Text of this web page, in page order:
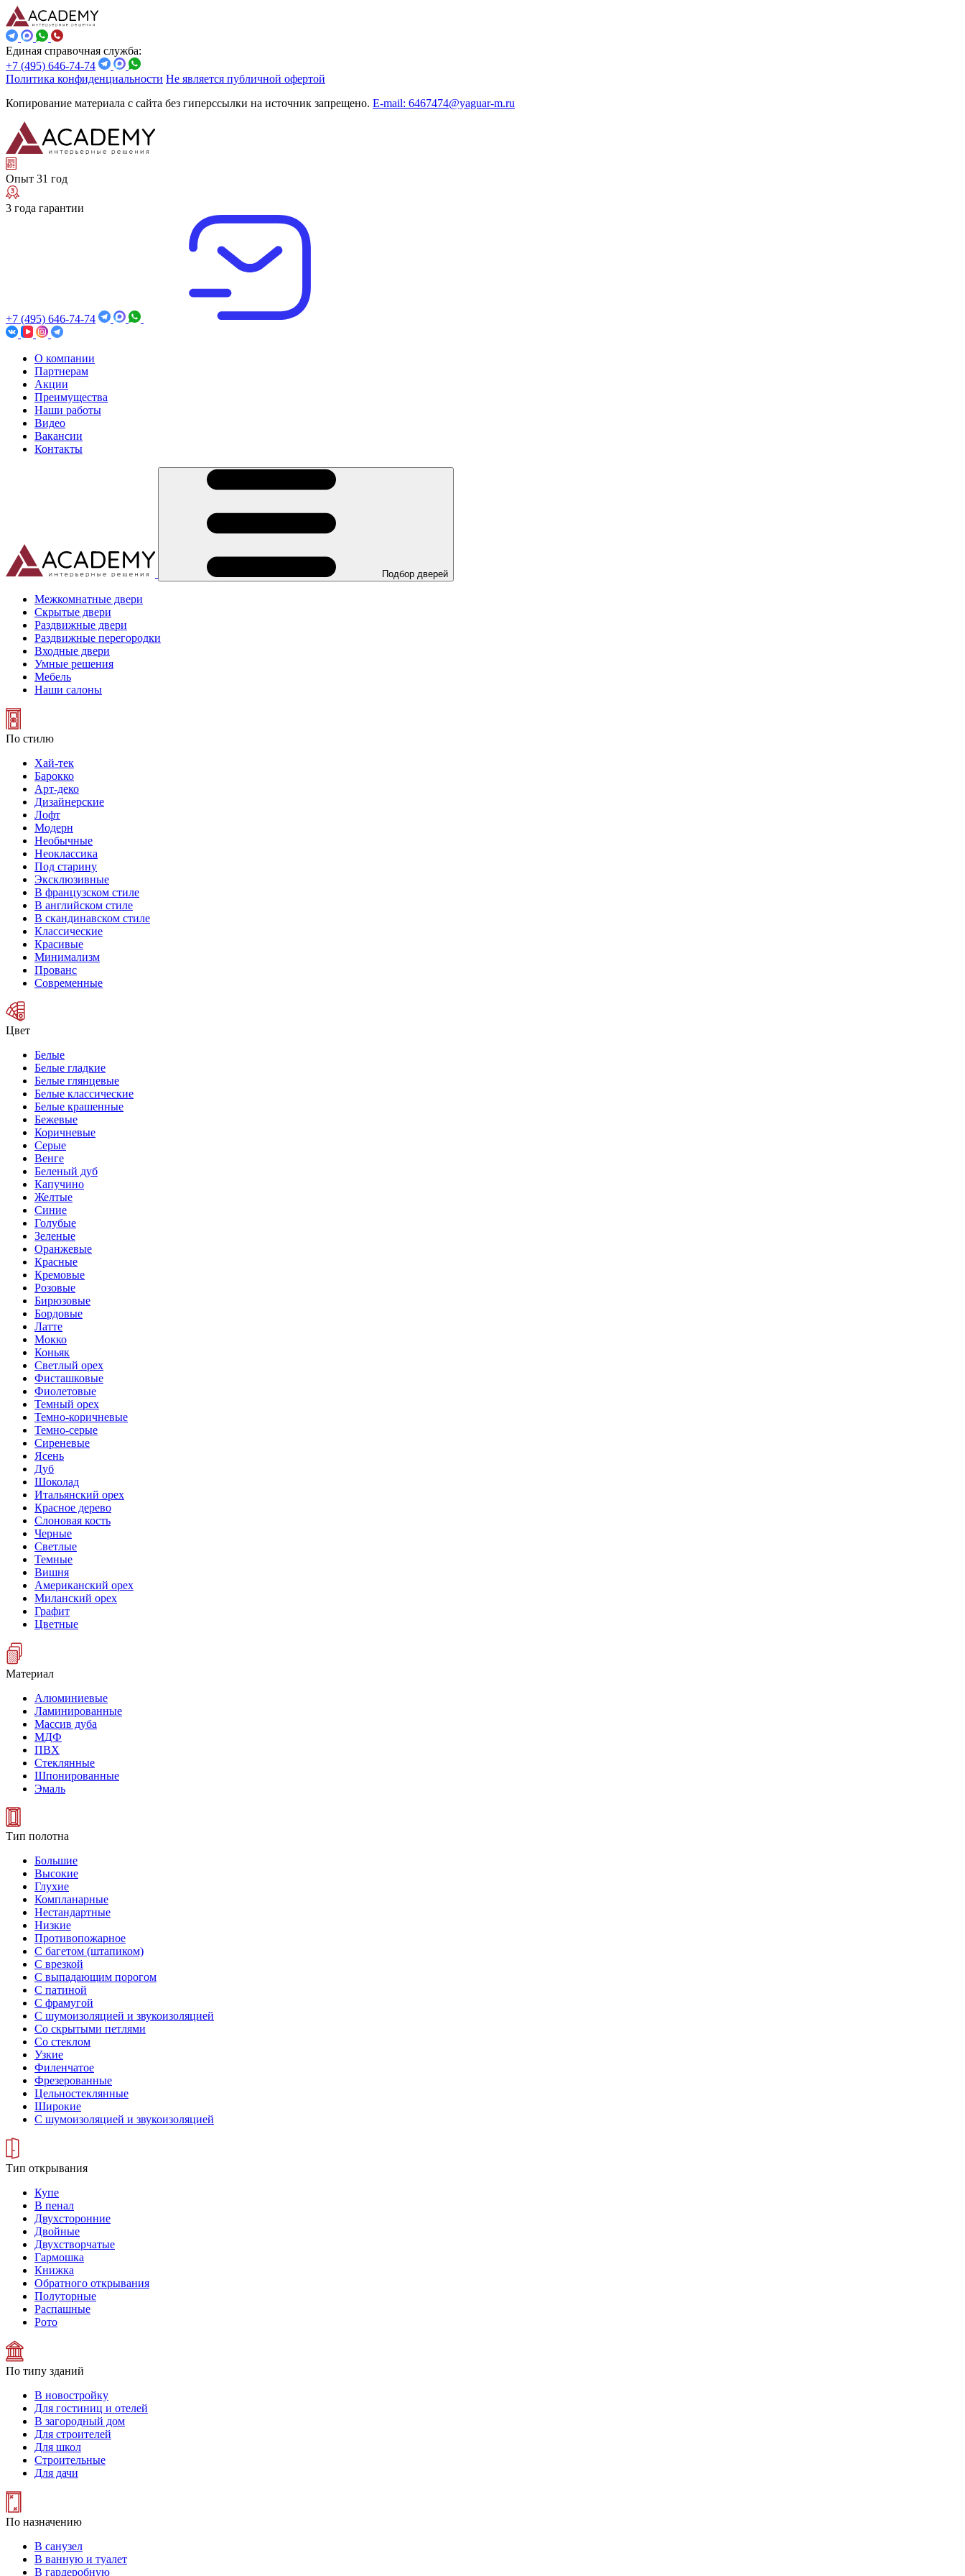
Единая справочная служба:
+7 (495) 646-74-74
Политика конфиденциальности Не является публичной офертой
Копирование материала с сайта без гиперссылки на источник запрещено. E-mail: 6467474@yaguar-m.ru
Опыт 31 год
3 года гарантии
+7 (495) 646-74-74
О компании
Партнерам
Акции
Преимущества
Наши работы
Видео
Вакансии
Контакты
Подбор дверей
Межкомнатные двери
Скрытые двери
Раздвижные двери
Раздвижные перегородки
Входные двери
Умные решения
Мебель
Наши салоны
По стилю
Хай-тек
Барокко
Арт-деко
Дизайнерские
Лофт
Модерн
Необычные
Неоклассика
Под старину
Эксклюзивные
В французском стиле
В английском стиле
В скандинавском стиле
Классические
Красивые
Минимализм
Прованс
Современные
Цвет
Белые
Белые гладкие
Белые глянцевые
Белые классические
Белые крашенные
Бежевые
Коричневые
Серые
Венге
Беленый дуб
Капучино
Желтые
Синие
Голубые
Зеленые
Оранжевые
Красные
Кремовые
Розовые
Бирюзовые
Бордовые
Латте
Мокко
Коньяк
Светлый орех
Фисташковые
Фиолетовые
Темный орех
Темно-коричневые
Темно-серые
Сиреневые
Ясень
Дуб
Шоколад
Итальянский орех
Красное дерево
Слоновая кость
Черные
Светлые
Темные
Вишня
Американский орех
Миланский орех
Графит
Цветные
Материал
Алюминиевые
Ламинированные
Массив дуба
МДФ
ПВХ
Стеклянные
Шпонированные
Эмаль
Тип полотна
Большие
Высокие
Глухие
Компланарные
Нестандартные
Низкие
Противопожарное
С багетом (штапиком)
С врезкой
С выпадающим порогом
С патиной
С фрамугой
С шумоизоляцией и звукоизоляцией
Со скрытыми петлями
Со стеклом
Узкие
Филенчатое
Фрезерованные
Цельностеклянные
Широкие
С шумоизоляцией и звукоизоляцией
Тип открывания
Купе
В пенал
Двухсторонние
Двойные
Двухстворчатые
Гармошка
Книжка
Обратного открывания
Полуторные
Распашные
Рото
По типу зданий
В новостройку
Для гостиниц и отелей
В загородный дом
Для строителей
Для школ
Строительные
Для дачи
По назначению
В санузел
В ванную и туалет
В гардеробную